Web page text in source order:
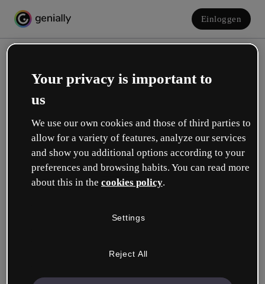
Einloggen
Erstelle dein kostenloses Konto!
Was beschreibt deine Rolle am besten?
Your privacy is important to
us
We use our own cookies and those of third parties to
allow for a variety of features, analyze our services
and show you additional options according to your
preferences and browsing habits. You can read more
about this in the cookies policy.
Settings
Reject All